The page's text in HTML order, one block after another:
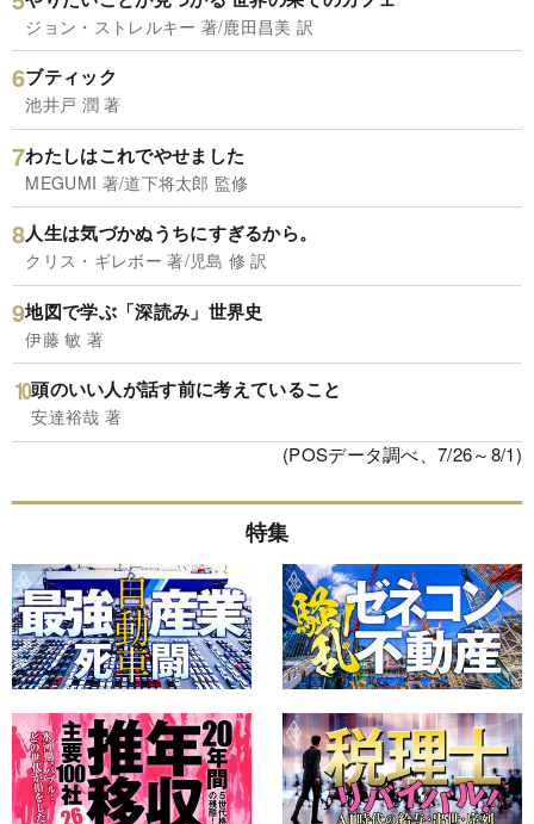
ジョン・ストレルキー 著/鹿田昌美 訳
ブティック
池井戸 潤 著
わたしはこれでやせました
MEGUMI 著/道下将太郎 監修
人生は気づかぬうちにすぎるから。
クリス・ギレボー 著/児島 修 訳
地図で学ぶ「深読み」世界史
伊藤 敏 著
頭のいい人が話す前に考えていること
安達裕哉 著
(POSデータ調べ、7/26～8/1)
特集